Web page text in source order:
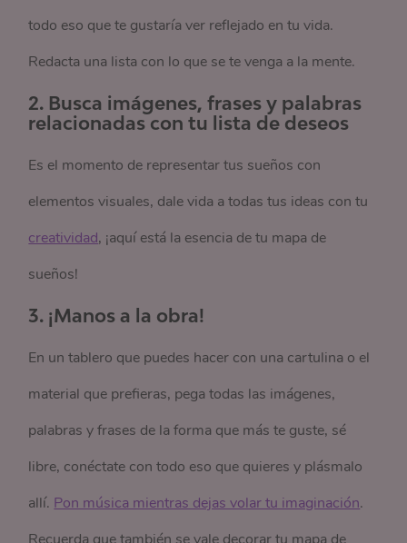
todo eso que te gustaría ver reflejado en tu vida.
Redacta una lista con lo que se te venga a la mente.
2. Busca imágenes, frases y palabras
relacionadas con tu lista de deseos
Es el momento de representar tus sueños con
elementos visuales, dale vida a todas tus ideas con tu
creatividad, ¡aquí está la esencia de tu mapa de
sueños!
3. ¡Manos a la obra!
En un tablero que puedes hacer con una cartulina o el
material que prefieras, pega todas las imágenes,
palabras y frases de la forma que más te guste, sé
libre, conéctate con todo eso que quieres y plásmalo
allí. Pon música mientras dejas volar tu imaginación.